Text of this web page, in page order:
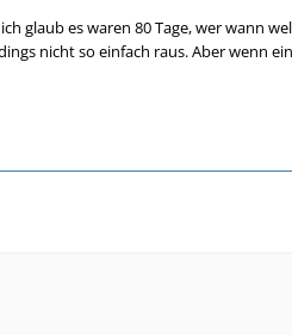
glaub es waren 80 Tage, wer wann
nicht so einfach raus. Aber wenn